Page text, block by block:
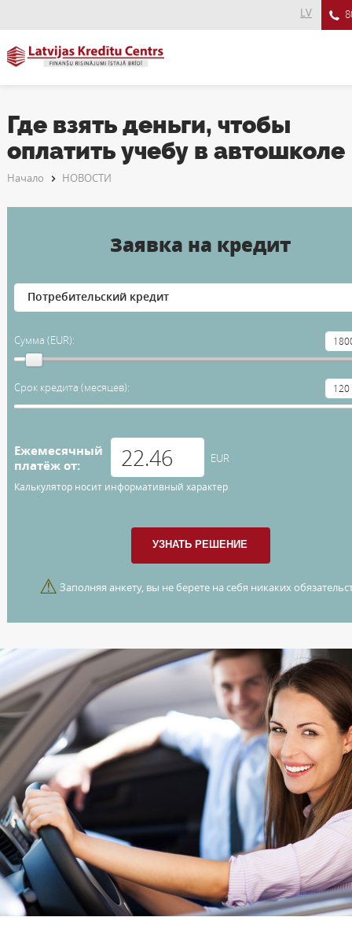
LV
Где взять деньги, чтобы
оплатить учебу в автошколе
Начало НОВОСТИ
Заявка на кредит
Сумма (EUR):
Срок кредита (месяцев):
Ежемесячный
платёж от:
EUR
Калькулятор носит информативный характер
⚠ Заполняя анкету, вы не берете на себя никаких